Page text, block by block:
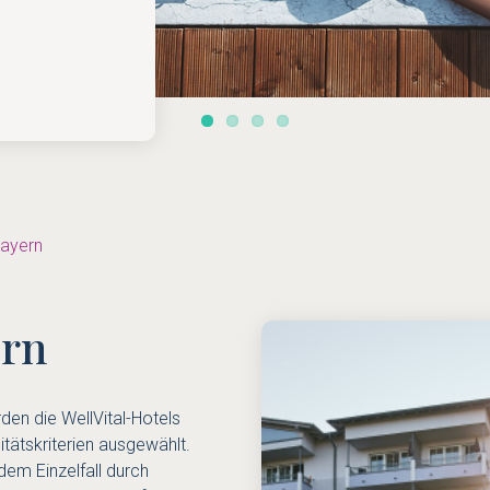
die WellVital-Hotels
ausgewählt.
Einzelfall durch